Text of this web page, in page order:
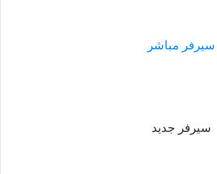
سيرفر مباشر
سيرفر جديد